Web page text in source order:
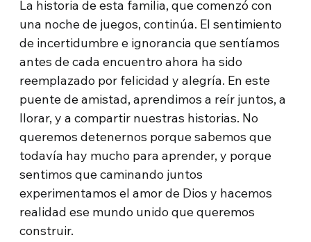
La historia de esta familia, que comenzó con
una noche de juegos, continúa. El sentimiento
de incertidumbre e ignorancia que sentíamos
antes de cada encuentro ahora ha sido
reemplazado por felicidad y alegría. En este
puente de amistad, aprendimos a reír juntos, a
llorar, y a compartir nuestras historias. No
queremos detenernos porque sabemos que
todavía hay mucho para aprender, y porque
sentimos que caminando juntos
experimentamos el amor de Dios y hacemos
realidad ese mundo unido que queremos
construir.